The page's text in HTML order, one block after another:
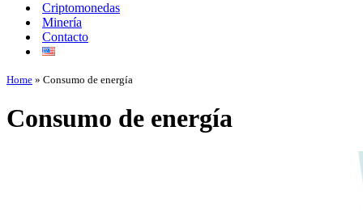
Criptomonedas
Minería
Contacto
Home » Consumo de energía
Consumo de energía